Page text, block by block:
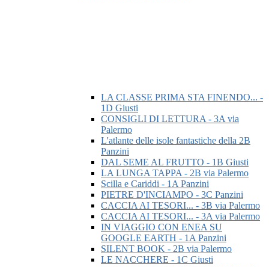
LA CLASSE PRIMA STA FINENDO... -
1D Giusti
CONSIGLI DI LETTURA - 3A via
Palermo
L'atlante delle isole fantastiche della 2B
Panzini
DAL SEME AL FRUTTO - 1B Giusti
LA LUNGA TAPPA - 2B via Palermo
Scilla e Cariddi - 1A Panzini
PIETRE D'INCIAMPO - 3C Panzini
CACCIA AI TESORI... - 3B via Palermo
CACCIA AI TESORI... - 3A via Palermo
IN VIAGGIO CON ENEA SU
GOOGLE EARTH - 1A Panzini
SILENT BOOK - 2B via Palermo
LE NACCHERE - 1C Giusti